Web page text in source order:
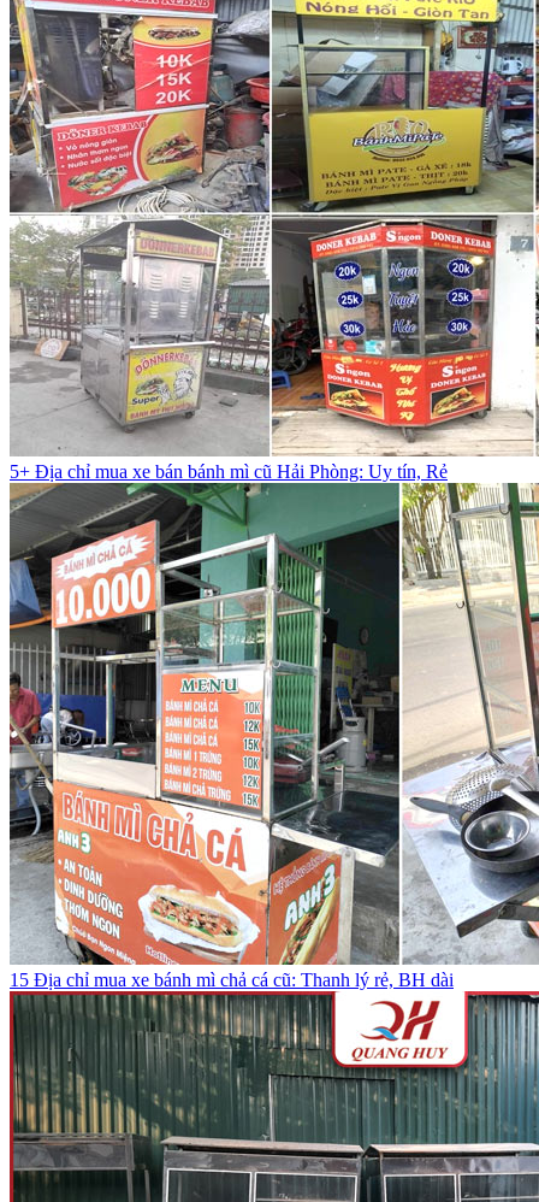
5+ Địa chỉ mua xe bán bánh mì cũ Hải Phòng: Uy tín, Rẻ
15 Địa chỉ mua xe bánh mì chả cá cũ: Thanh lý rẻ, BH dài